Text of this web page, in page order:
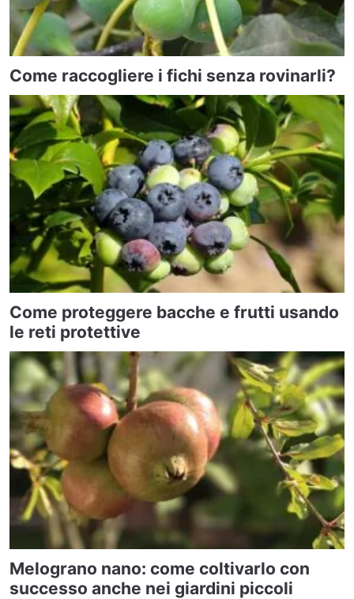
Come raccogliere i fichi senza rovinarli?
Come proteggere bacche e frutti usando
le reti protettive
Melograno nano: come coltivarlo con
successo anche nei giardini piccoli